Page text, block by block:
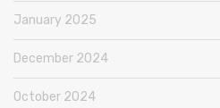
January 2025
December 2024
October 2024